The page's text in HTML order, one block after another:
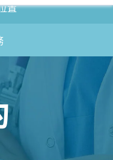
置